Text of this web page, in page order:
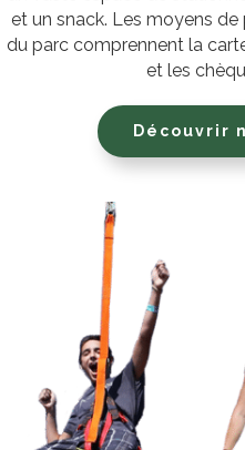
et un snack. Les moyens
du parc comprennent la
et les
Découvrir